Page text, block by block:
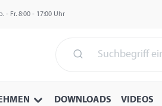
- Fr. 8:00 - 17:00 Uhr
DOWNLOADS VIDEOS